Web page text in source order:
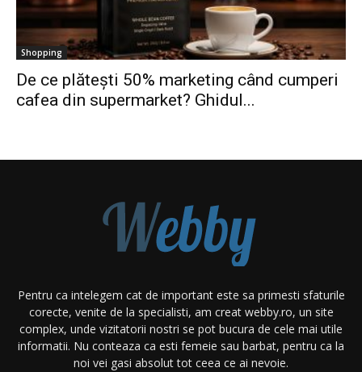
Shopping
De ce plătești 50% marketing când cumperi
cafea din supermarket? Ghidul...
Pentru ca intelegem cat de important este sa primesti sfaturile
corecte, venite de la specialisti, am creat webby.ro, un site
complex, unde vizitatorii nostri se pot bucura de cele mai utile
informatii. Nu conteaza ca esti femeie sau barbat, pentru ca la
noi vei gasi absolut tot ceea ce ai nevoie.